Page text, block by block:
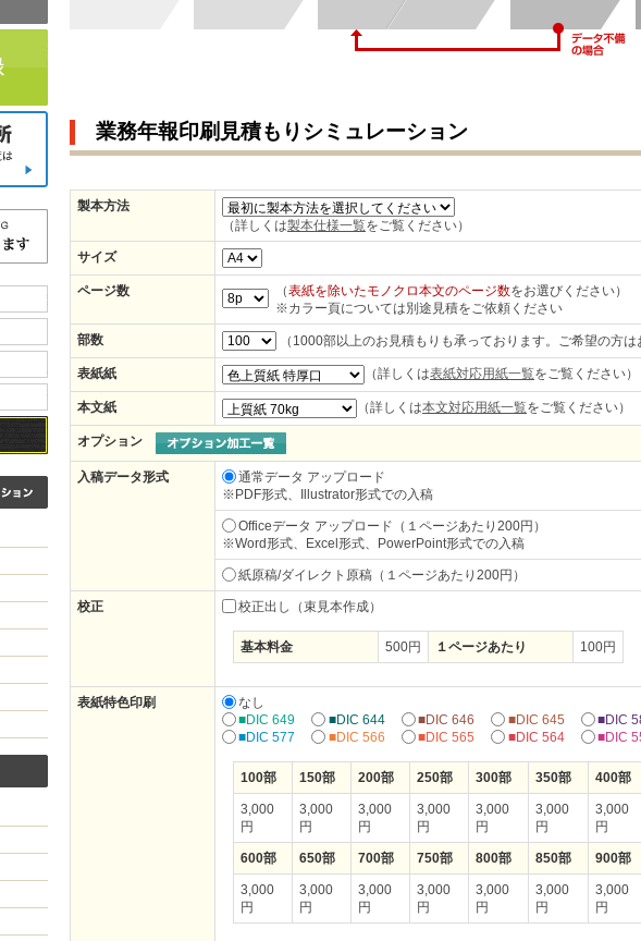
業務年報印刷見積もりシミュレーション
製本方法
（詳しくは製本仕様一覧をご覧ください）
サイズ
ページ数 （表紙を除いたモノクロ本文のページ数をお選びください）
※カラー頁については別途見積をご依頼ください
部数 （1000部以上のお見積もりも承っております。ご希望の方は
表紙紙 （詳しくは表紙対応用紙一覧をご覧ください）
本文紙 （詳しくは本文対応用紙一覧をご覧ください）
オプション
入稿データ形式
通常データ アップロード
※PDF形式、Illustrator形式での入稿
Officeデータ アップロード（１ページあたり200円）
※Word形式、Excel形式、PowerPoint形式での入稿
紙原稿/ダイレクト原稿（１ページあたり200円）
校正 校正出し（束見本作成）
基本料金 500円 １ページあたり 100円
表紙特色印刷
なし
■DIC 649
■DIC 644 ■DIC 646 ■DIC 645 ■DIC
■DIC 577
■DIC 566 ■DIC 565 ■DIC 564 ■DIC
100部 150部 200部 250部 300部 350部 400部
3,000
円
3,000
円
3,000
円
3,000
円
3,000
円
3,000
円
3,000
円
600部 650部 700部 750部 800部 850部 900部
3,000
円
3,000
円
3,000
円
3,000
円
3,000
円
3,000
円
3,000
円